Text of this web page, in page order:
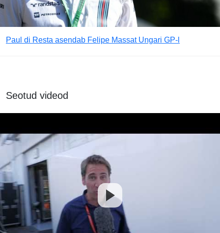
Paul di Resta asendab Felipe Massat Ungari GP-l
Seotud videod